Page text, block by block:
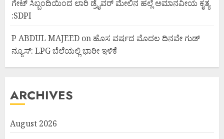
ಗೇಟ್ ಸಿಬ್ಬಂದಿಯಿಂದ ಲಾರಿ ಡ್ರೈವರ್ ಮೇಲಿನ ಹಲ್ಲೆ ಅಮಾನವೀಯ ಕೃತ್ಯ
:SDPI
P ABDUL MAJEED on ಹೊಸ ವರ್ಷದ ಮೊದಲ ದಿನವೇ ಗುಡ್
ನ್ಯೂಸ್: LPG ಬೆಲೆಯಲ್ಲಿ ಭಾರೀ ಇಳಿಕೆ
ARCHIVES
August 2026